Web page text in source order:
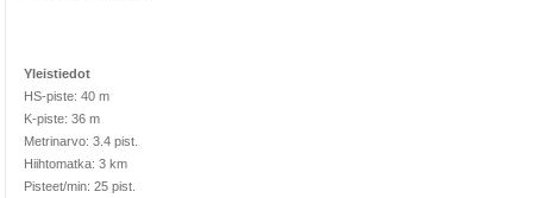
Yleistiedot
HS-piste: 40 m
K-piste: 36 m
Metrinarvo: 3.4 pist.
Hiihtomatka: 3 km
Pisteet/min: 25 pist.